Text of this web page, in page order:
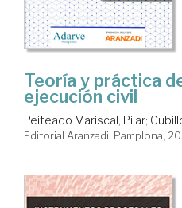
Teoría y práctica
ejecución civil
Peiteado Mariscal, Pilar;
Editorial Aranzadi. Pamplona,